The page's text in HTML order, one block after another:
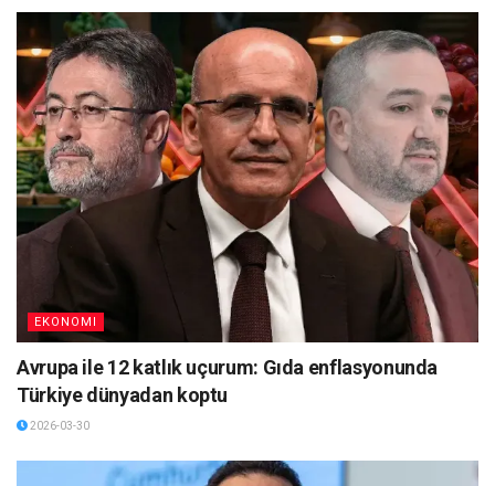
EKONOMI
Avrupa ile 12 katlık uçurum: Gıda enflasyonunda
Türkiye dünyadan koptu
2026-03-30